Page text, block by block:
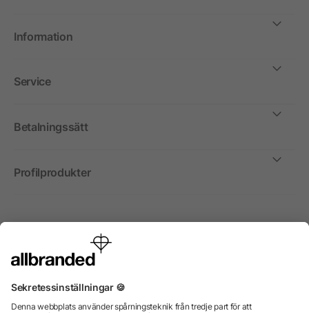
Information
Service
Betalningssätt
Profilprodukter
Internationellt